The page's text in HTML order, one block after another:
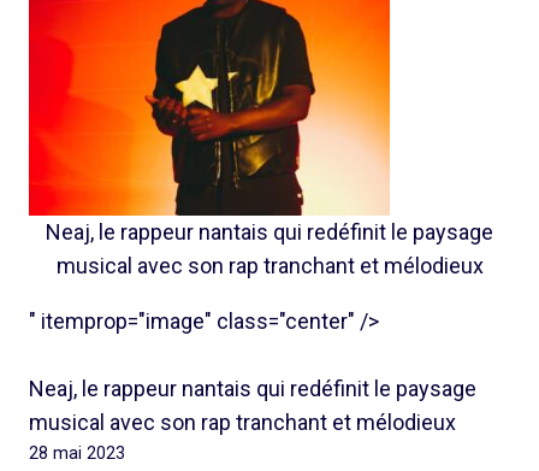
Neaj, le rappeur nantais qui redéfinit le paysage
musical avec son rap tranchant et mélodieux
" itemprop="image" class="center" />
Neaj, le rappeur nantais qui redéfinit le paysage
musical avec son rap tranchant et mélodieux
28 mai 2023